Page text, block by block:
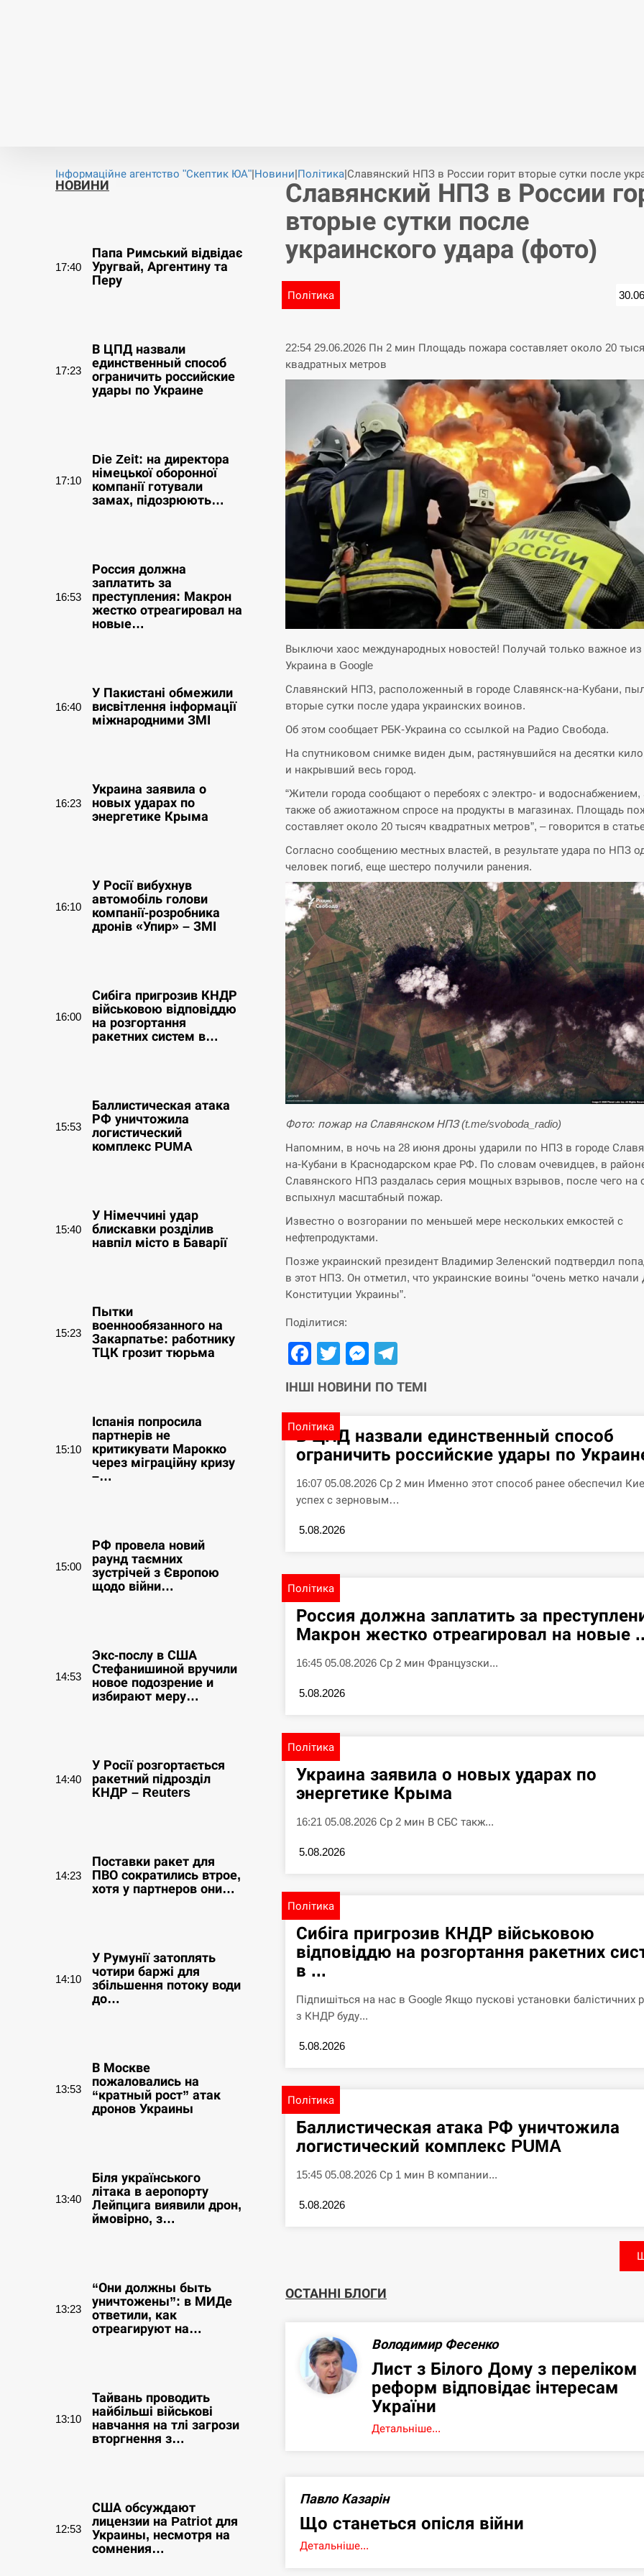
Інформаційне агентство "Скептик ЮА"|Новини|Політика|Славянский НПЗ в России горит вторые сутки после
НОВИНИ
17:40
Папа Римський відвідає
Уругвай, Аргентину та
Перу
17:23
В ЦПД назвали
единственный способ
ограничить российские
удары по Украине
17:10
Die Zeit: на директора
німецької оборонної
компанії готували
замах, підозрюють…
16:53
Россия должна
заплатить за
преступления: Макрон
жестко отреагировал на
новые…
16:40
У Пакистані обмежили
висвітлення інформації
міжнародними ЗМІ
16:23
Украина заявила о
новых ударах по
энергетике Крыма
16:10
У Росії вибухнув
автомобіль голови
компанії-розробника
дронів «Упир» – ЗМІ
16:00
Сибіга пригрозив КНДР
військовою відповіддю
на розгортання
ракетних систем в…
15:53
Баллистическая атака
РФ уничтожила
логистический
комплекс PUMA
15:40
У Німеччині удар
блискавки розділив
навпіл місто в Баварії
15:23
Пытки
военнообязанного на
Закарпатье: работнику
ТЦК грозит тюрьма
15:10
Іспанія попросила
партнерів не
критикувати Марокко
через міграційну кризу
–…
15:00
РФ провела новий
раунд таємних
зустрічей з Європою
щодо війни…
14:53
Экс-послу в США
Стефанишиной вручили
новое подозрение и
избирают меру…
14:40
У Росії розгортається
ракетний підрозділ
КНДР – Reuters
14:23
Поставки ракет для
ПВО сократились втрое,
хотя у партнеров они…
14:10
У Румунії затоплять
чотири баржі для
збільшення потоку води
до…
13:53
В Москве
пожаловались на
“кратный рост” атак
дронов Украины
13:40
Біля українського
літака в аеропорту
Лейпцига виявили дрон,
ймовірно, з…
13:23
“Они должны быть
уничтожены”: в МИДе
ответили, как
отреагируют на…
13:10
Тайвань проводить
найбільші військові
навчання на тлі загрози
вторгнення з…
12:53
США обсуждают
лицензии на Patriot для
Украины, несмотря на
сомнения…
Славянский НПЗ в России
вторые сутки после
украинского удара (фото)
Політика
22:54 29.06.2026 Пн 2 мин Площадь пожара составляет около 20
квадратных метров
Выключи хаос международных новостей! Получай только важное
Украина в Google
Славянский НПЗ, расположенный в городе Славянск-на-Кубани,
вторые сутки после удара украинских воинов.
Об этом сообщает РБК-Украина со ссылкой на Радио Свобода.
На спутниковом снимке виден дым, растянувшийся на десятки
и накрывший весь город.
“Жители города сообщают о перебоях с электро- и водоснабжением,
также об ажиотажном спросе на продукты в магазинах. Площадь
составляет около 20 тысяч квадратных метров”, – говорится в
Согласно сообщению местных властей, в результате удара по НПЗ
человек погиб, еще шестеро получили ранения.
Фото: пожар на Славянском НПЗ (t.me/svoboda_radio)
Напомним, в ночь на 28 июня дроны ударили по НПЗ в городе
на-Кубани в Краснодарском крае РФ. По словам очевидцев, в
Славянского НПЗ раздалась серия мощных взрывов, после чего на
вспыхнул масштабный пожар.
Известно о возгорании по меньшей мере нескольких емкостей с
нефтепродуктами.
Позже украинский президент Владимир Зеленский подтвердил
в этот НПЗ. Он отметил, что украинские воины “очень метко начали
Конституции Украины”.
Поділитися:
Facebook
TwitterMessenger
ІНШІ НОВИНИ ПО ТЕМІ
Політика
В ЦПД назвали единственный способ
ограничить российские удары по
16:07 05.08.2026 Ср 2 мин Именно этот способ ранее обеспечил
успех с зерновым…
5.08.2026
Політика
Россия должна заплатить за
Макрон жестко отреагировал на новые
16:45 05.08.2026 Ср 2 мин Французски...
5.08.2026
Політика
Украина заявила о новых ударах по
энергетике Крыма
16:21 05.08.2026 Ср 2 мин В СБС такж...
5.08.2026
Політика
Сибіга пригрозив КНДР військовою
відповіддю на розгортання ракетних
в ...
Підпишіться на нас в Google Якщо пускові установки балістичних
з КНДР буду...
5.08.2026
Політика
Баллистическая атака РФ уничтожила
логистический комплекс PUMA
15:45 05.08.2026 Ср 1 мин В компании...
5.08.2026
ОСТАННІ БЛОГИ
Володимир Фесенко
Лист з Білого Дому з переліком
реформ відповідає інтересам
України
Детальніше...
Павло Казарін
Що станеться опісля війни
Детальніше...